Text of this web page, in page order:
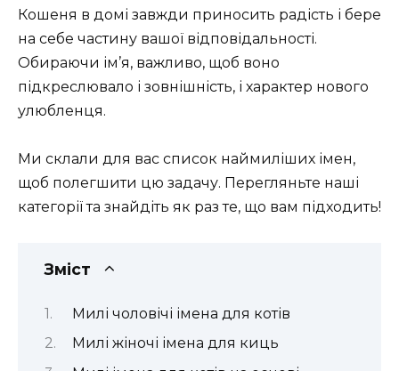
Кошеня в домі завжди приносить радість і бере
на себе частину вашої відповідальності.
Обираючи ім’я, важливо, щоб воно
підкреслювало і зовнішність, і характер нового
улюбленця.
Ми склали для вас список наймиліших імен,
щоб полегшити цю задачу. Перегляньте наші
категорії та знайдіть як раз те, що вам підходить!
Зміст
Милі чоловічі імена для котів
Милі жіночі імена для киць